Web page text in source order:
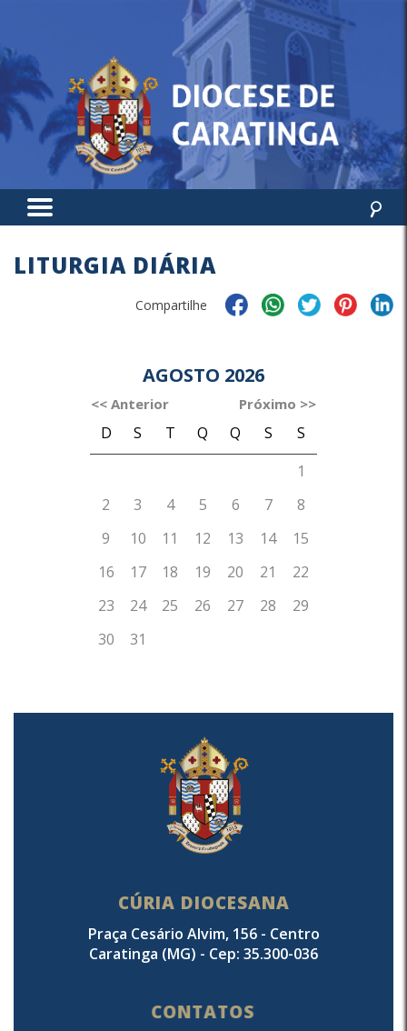
LITURGIA DIÁRIA
Compartilhe
CÚRIA DIOCESANA
Praça Cesário Alvim, 156 - Centro
Caratinga (MG) - Cep: 35.300-036
CONTATOS